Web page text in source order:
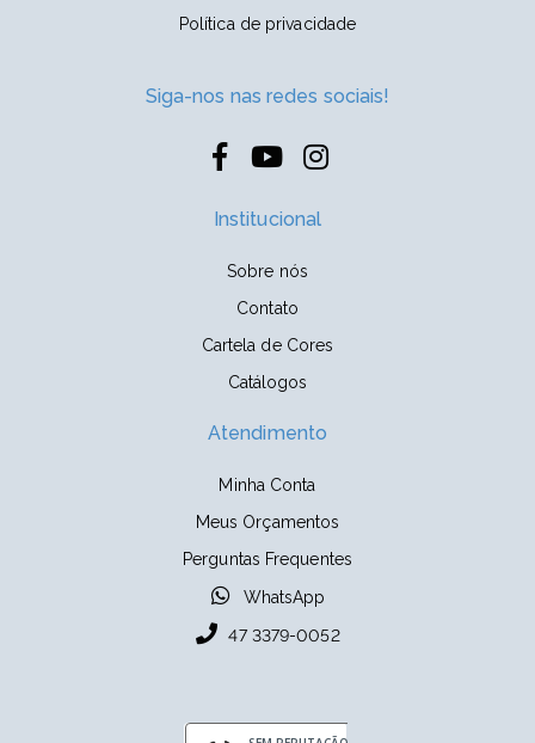
Política de privacidade
Siga-nos nas redes sociais!
Institucional
Sobre nós
Contato
Cartela de Cores
Catálogos
Atendimento
Minha Conta
Meus Orçamentos
Perguntas Frequentes
WhatsApp
47 3379-0052